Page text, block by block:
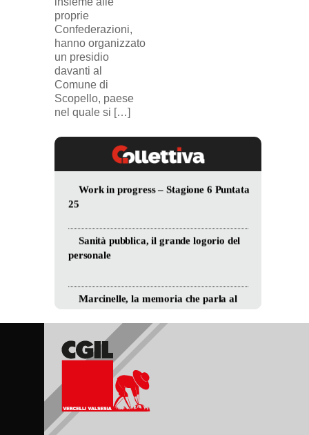
proprie
Confederazioni,
hanno organizzato
un presidio
davanti al
Comune di
Scopello, paese
nel quale si […]